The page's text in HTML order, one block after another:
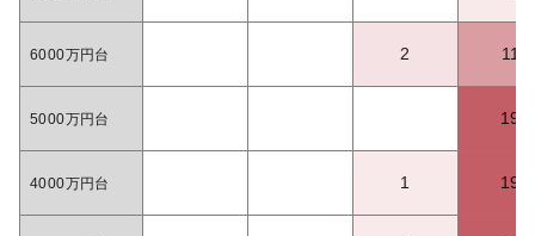
6000万円台 2 11
5000万円台 19
4000万円台 1 19